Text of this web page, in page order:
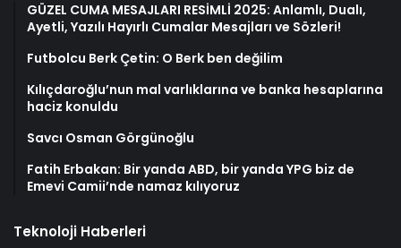
GÜZEL CUMA MESAJLARI RESİMLİ 2025: Anlamlı, Dualı,
Ayetli, Yazılı Hayırlı Cumalar Mesajları ve Sözleri!
Futbolcu Berk Çetin: O Berk ben değilim
Kılıçdaroğlu’nun mal varlıklarına ve banka hesaplarına
haciz konuldu
Savcı Osman Görgünoğlu
Fatih Erbakan: Bir yanda ABD, bir yanda YPG biz de
Emevi Camii’nde namaz kılıyoruz
Teknoloji Haberleri